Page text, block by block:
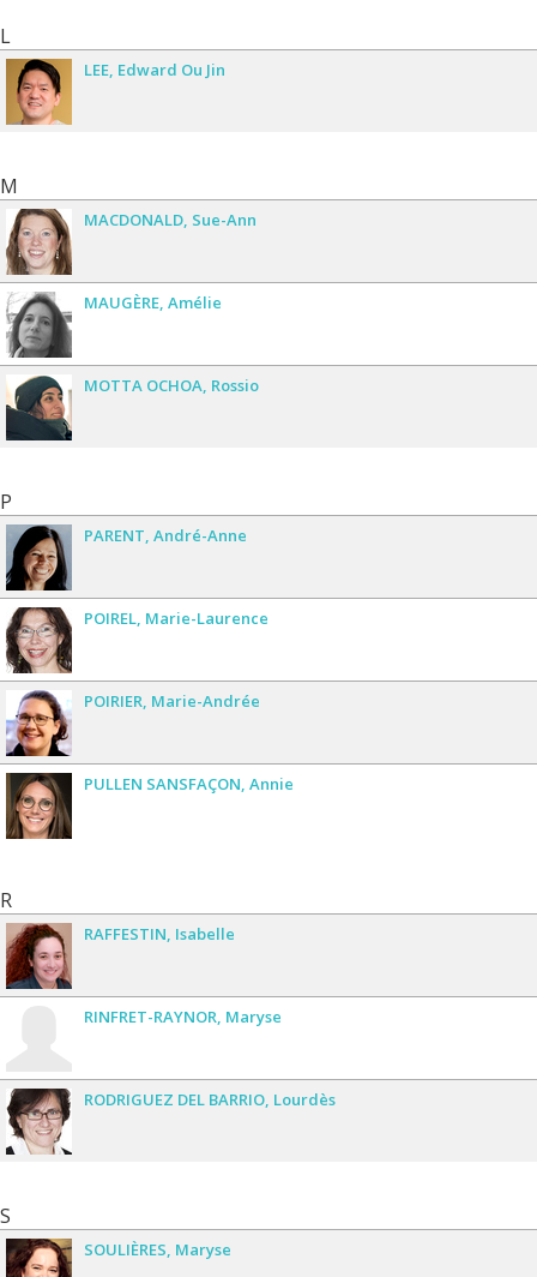
L
LEE Edward Ou Jin
M
MACDONALD Sue-Ann
MAUGÈRE Amélie
MOTTA OCHOA Rossio
P
PARENT André-Anne
POIREL Marie-Laurence
POIRIER Marie-Andrée
PULLEN SANSFAÇON Annie
R
RAFFESTIN Isabelle
RINFRET-RAYNOR Maryse
RODRIGUEZ DEL BARRIO Lourdès
S
SOULIÈRES Maryse